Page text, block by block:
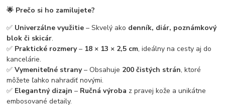
🌟 Prečo si ho zamilujete?
✅ Univerzálne využitie – Skvelý ako denník, diár, poznámkový
blok či skicár.
✅ Praktické rozmery– 18 × 13 × 2,5 cm, ideálny na cesty aj do
kancelárie.
✅Vymeniteľné strany– Obsahuje 200 čistých strán, ktoré
môžete ľahko nahradiť novými.
✅ Elegantný dizajn – Ručná výroba z pravej kože a unikátne
embosované detaily.